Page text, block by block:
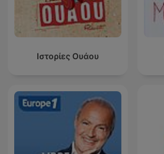
Ιστορίες Ουάου